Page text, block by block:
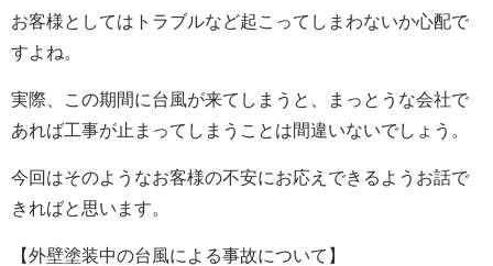
お客様としてはトラブルなど起こってしまわないか心配で
すよね。
実際、この期間に台風が来てしまうと、まっとうな会社で
あれば工事が止まってしまうことは間違いないでしょう。
今回はそのようなお客様の不安にお応えできるようお話で
きればと思います。
【外壁塗装中の台風による事故について】